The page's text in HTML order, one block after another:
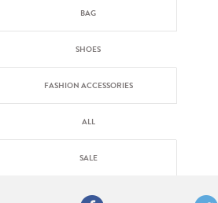
BAG
SHOES
FASHION ACCESSORIES
ALL
SALE